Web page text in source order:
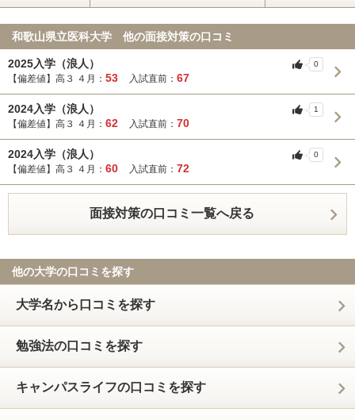
和歌山県立医科大学 他の面接対策の口コミ
2025入学（浪人）
【偏差値】高３ ４月： 53 入試直前： 67
0
2024入学（浪人）
【偏差値】高３ ４月： 62 入試直前： 70
1
2024入学（浪人）
【偏差値】高３ ４月： 60 入試直前： 72
0
面接対策の口コミ一覧へ戻る
他の大学の口コミを探す
大学名から口コミを探す
勉強法の口コミを探す
キャンパスライフの口コミを探す